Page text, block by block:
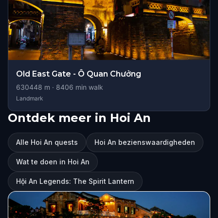
Old East Gate - Ô Quan Chưởng
630448 m · 8406 min walk
Landmark
Ontdek meer in Hoi An
Alle Hoi An quests Hoi An bezienswaardigheden
Wat te doen in Hoi An
Hội An Legends: The Spirit Lantern